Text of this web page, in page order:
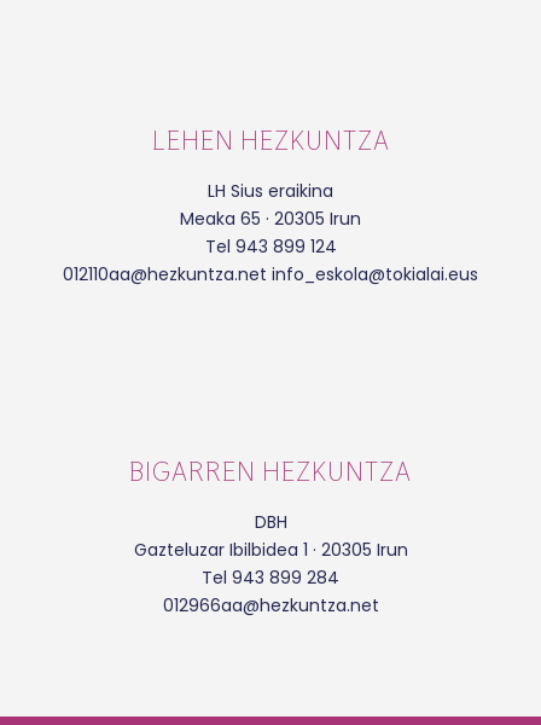
LEHEN HEZKUNTZA
LH Sius eraikina
Meaka 65 · 20305 Irun
Tel 943 899 124
012110aa@hezkuntza.net info_eskola@tokialai.eus
BIGARREN HEZKUNTZA
DBH
Gazteluzar Ibilbidea 1 · 20305 Irun
Tel 943 899 284
012966aa@hezkuntza.net